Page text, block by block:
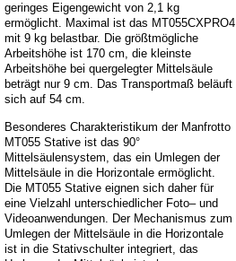
geringes Eigengewicht von 2,1 kg
ermöglicht. Maximal ist das MT055CXPRO4
mit 9 kg belastbar. Die größtmögliche
Arbeitshöhe ist 170 cm, die kleinste
Arbeitshöhe bei quergelegter Mittelsäule
beträgt nur 9 cm. Das Transportmaß beläuft
sich auf 54 cm.
Besonderes Charakteristikum der Manfrotto
MT055 Stative ist das 90°
Mittelsäulensystem, das ein Umlegen der
Mittelsäule in die Horizontale ermöglicht.
Die MT055 Stative eignen sich daher für
eine Vielzahl unterschiedlicher Foto– und
Videoanwendungen. Der Mechanismus zum
Umlegen der Mittelsäule in die Horizontale
ist in die Stativschulter integriert, das